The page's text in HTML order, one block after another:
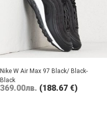
Nike W Air Max 97 Black/ Black-
Black
369.00лв. (188.67 €)